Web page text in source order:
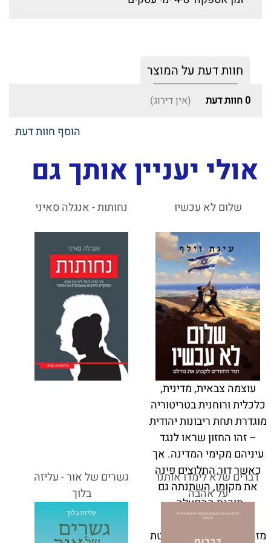
חוות דעת על המוצר
0 חוות דעת (אין דירוג)
הוסף חוות דעת
אולי יעניין אותך גם
שלום לא עכשיו
עוצמה צבאית, מדינית,
כלכלית ורוחנית בטריטוריה
מוגדרת תחת ריבונות יהודית
– זהו החזון שראו לנגד
עיניהם מקימי המדינה. אך
כאשר דור החלוצים פינה
את מקומו, השתנתה גם
תוכנת ההפעלה.
מזה עשורים ישראל נחבטת
נחותות - אנגלה סאיני
דברים שלא לימדו אותנו
על אהבה
גשרים של אור - עליזה
בלוך